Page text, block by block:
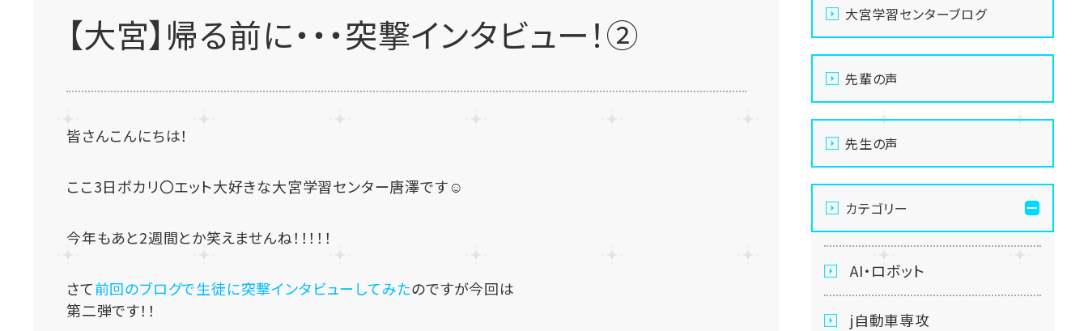
【大宮】帰る前に・・・突撃インタビュー！②
皆さんこんにちは！
ここ3日ポカリ〇エット大好きな大宮学習センター唐澤です☺
今年もあと2週間とか笑えませんね！！！！！
さて前回のブログで生徒に突撃インタビューしてみたのですが今回は
第二弾です！！
大宮学習センターブログ
先輩の声
先生の声
カテゴリー
AI・ロボット
j自動車専攻